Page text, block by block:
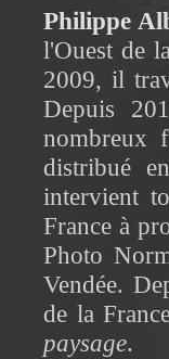
Philippe
l'Ouest de
2009, il
Depuis
nombreux
distribué
intervient
France à
Photo
Vendée.
de la
paysage.